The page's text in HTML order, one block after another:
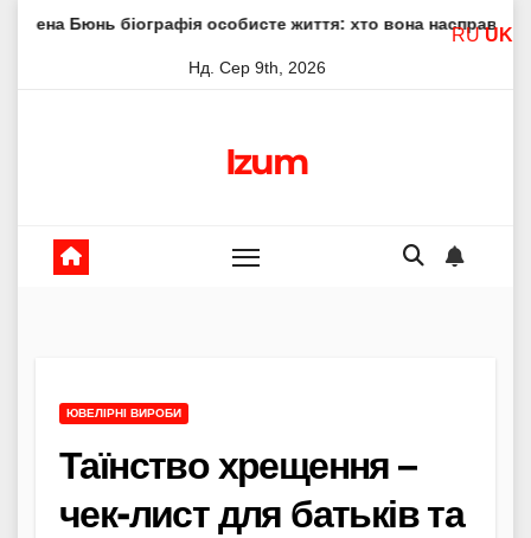
особисте життя: хто вона насправді Елена
Нд. Сер 9th, 2026
Izum
ЮВЕЛІРНІ ВИРОБИ
Таїнство хрещення –
чек-лист для батьків та
RU UK